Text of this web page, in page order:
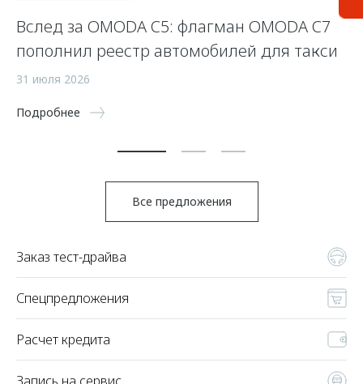
Вслед за OMODA C5: флагман OMODA C7
пополнил реестр автомобилей для такси
31 июля 2026
Подробнее
Все предложения
Заказ тест-драйва
Спецпредложения
Расчет кредита